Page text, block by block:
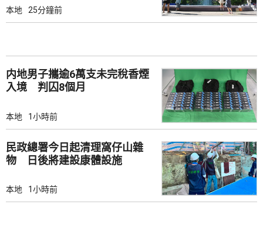
本地 25分鐘前
内地男子攜逾6萬支未完稅香煙
入境 判囚8個月
本地 1小時前
民政總署今日起清理窩仔山雜
物 日後將建設康體設施
本地 1小時前